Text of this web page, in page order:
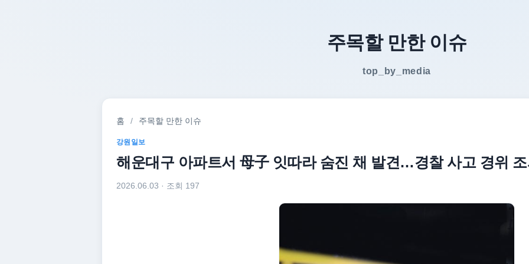
주목할 만한 이슈
top_by_media
홈 / 주목할 만한 이슈
강원일보
해운대구 아파트서 母子 잇따라 숨진 채 발견…경찰 사고 경위
2026.06.03 · 조회 197